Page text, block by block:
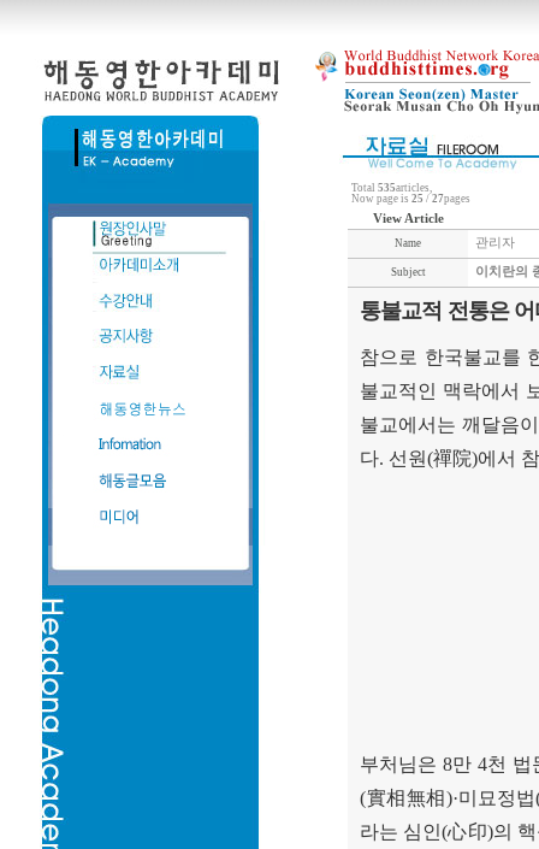
Total 535articles,
Now page is 25 / 27pages
View Article
Name 관리자
Subject 이치란의
통불교적 전통은
참으로 한국불교를
불교적인 맥락에서
불교에서는 깨달음
다. 선원(禪院)에서
부처님은 8만 4천 법
(實相無相)·미묘정법
라는 심인(心印)의